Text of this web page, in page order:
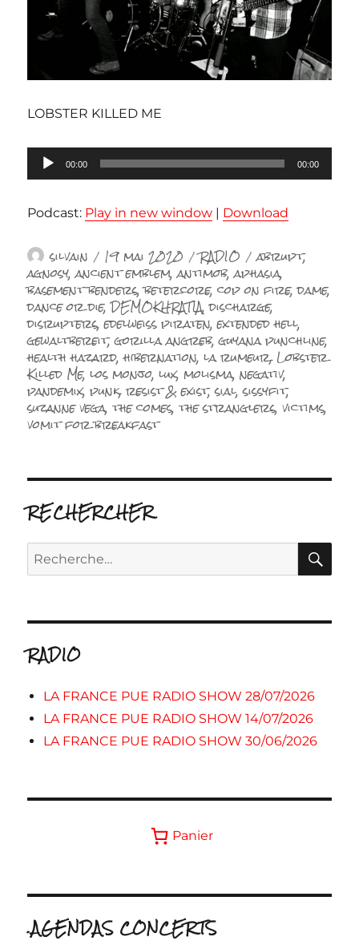
LOBSTER KILLED ME
Lecteur
audio
00:00 00:00
Podcast: Play in new window | Download
Auteur
silvain Publié
le
19 mai 2020 Catégories
RADIO Étiquettes
abrupt,
agnosy,ancient emblem,antimob,aphasia,
basement benders,betercore,cop on fire,dame,
dance or die,DEMOKHRATIA,discharge,
disrupters,edelweiss piraten,extended hell,
gewaltbereit,gorilla angreb,guyana punchline,
health hazard,hibernation,la rumeur,Lobster
Killed Me,los monjo,lux,molisma,negativ,
pandemix,punk,resist & exist,sial,sissyfit,
suzanne vega,the comes,the stranglers,victims,
vomit for breakfast
RECHERCHER
Recherche
pour :
RADIO
LA FRANCE PUE RADIO SHOW 28/07/2026
LA FRANCE PUE RADIO SHOW 14/07/2026
LA FRANCE PUE RADIO SHOW 30/06/2026
Panier
.AGENDAS CONCERTS